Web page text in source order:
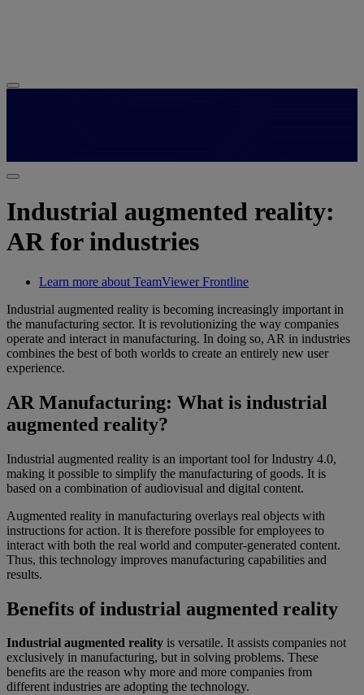
Industrial augmented reality:
AR for industries
Learn more about TeamViewer Frontline
Industrial augmented reality is becoming increasingly important in
the manufacturing sector. It is revolutionizing the way companies
operate and interact in manufacturing. In doing so, AR in industries
combines the best of both worlds to create an entirely new user
experience.
AR Manufacturing: What is industrial
augmented reality?
Industrial augmented reality is an important tool for Industry 4.0,
making it possible to simplify the manufacturing of goods. It is
based on a combination of audiovisual and digital content.
Augmented reality in manufacturing overlays real objects with
instructions for action. It is therefore possible for employees to
interact with both the real world and computer-generated content.
Thus, this technology improves manufacturing capabilities and
results.
Benefits of industrial augmented reality
Industrial augmented reality is versatile. It assists companies not
exclusively in manufacturing, but in solving problems. These
benefits are the reason why more and more companies from
different industries are adopting the technology.